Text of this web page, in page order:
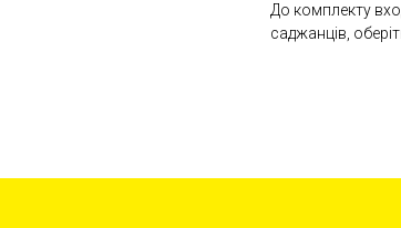
До комплекту
саджанців,